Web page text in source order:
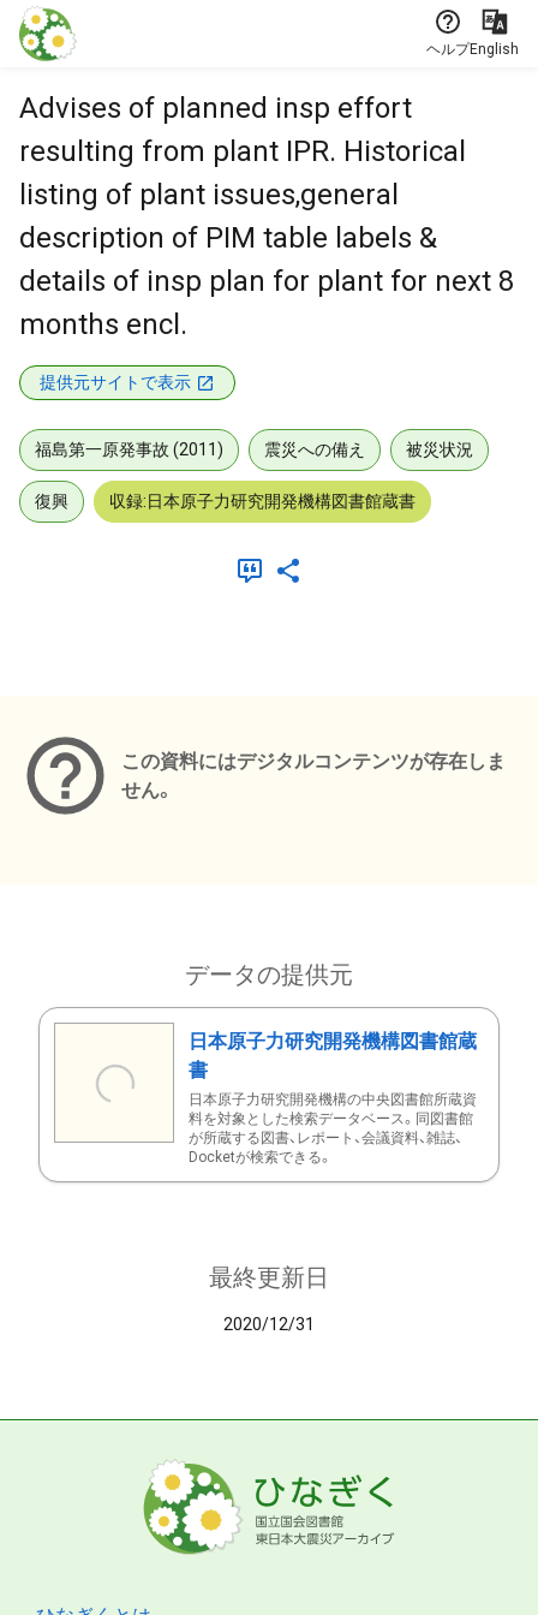
本文に飛ぶ
ヘルプEnglish
Advises of planned insp effort
resulting from plant IPR. Historical
listing of plant issues,general
description of PIM table labels &
details of insp plan for plant for next 8
months encl.
提供元サイトで表示
福島第一原発事故 (2011) 震災への備え 被災状況
復興 収録:日本原子力研究開発機構図書館蔵書
この資料にはデジタルコンテンツが存在しま
せん。
データの提供元
日本原子力研究開発機構図書館蔵
書
日本原子力研究開発機構の中央図書館所蔵資
料を対象とした検索データベース。同図書館
が所蔵する図書、レポート、会議資料、雑誌、
Docketが検索できる。
最終更新日
2020/12/31